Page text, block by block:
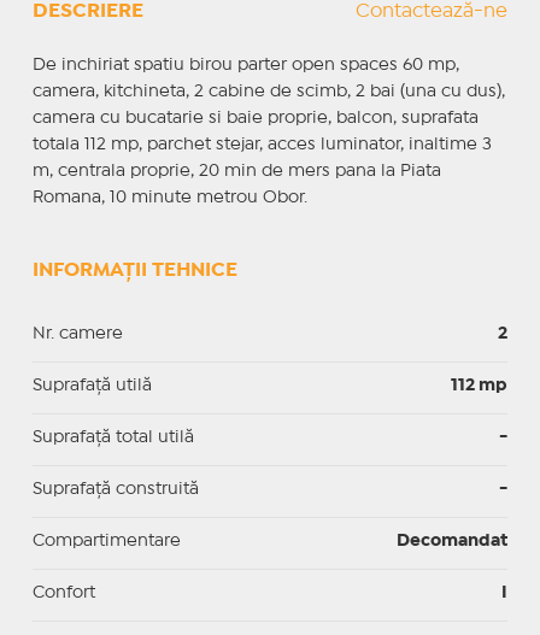
DESCRIERE Contactează-ne
De inchiriat spatiu birou parter open spaces 60 mp,
camera, kitchineta, 2 cabine de scimb, 2 bai (una cu dus),
camera cu bucatarie si baie proprie, balcon, suprafata
totala 112 mp, parchet stejar, acces luminator, inaltime 3
m, centrala proprie, 20 min de mers pana la Piata
Romana, 10 minute metrou Obor.
INFORMAȚII TEHNICE
Nr. camere 2
Suprafaţă utilă 112 mp
Suprafaţă total utilă -
Suprafaţă construită -
Compartimentare Decomandat
Confort